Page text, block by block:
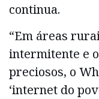
continua.
“Em áreas
intermitente e
preciosos, o
‘internet do